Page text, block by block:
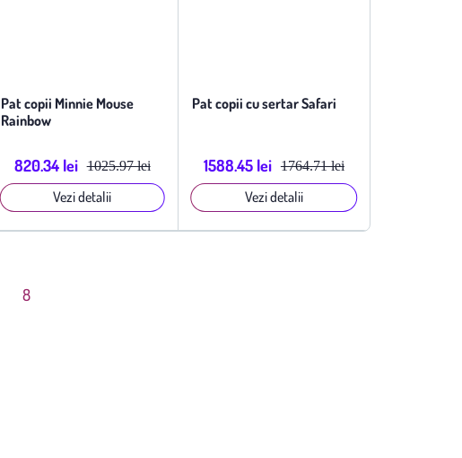
Pat copii Minnie Mouse
Rainbow
1025.97 lei
820.34 lei
Vezi detalii
Pat copii cu sertar Safari
1764.71 lei
1588.45 lei
Vezi detalii
8